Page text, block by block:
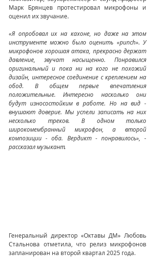
Марк Брянцев протестировал микрофоны и
оценил их звучание.
«Я опробовал их на кахоне, но даже на этом
инструменте можно было оценить «punch». У
микрофонов хорошая атака, прекрасно держат
давление, звучат насыщенно. Понравился
оригинальный и пока ни на кого не похожий
дизайн, интересное соединение с креплением на
обод. В общем первые впечатления
положительные. Интересно насколько они
будут износостойким в работе. Но на вид -
внушают доверие. Мы успели записать на них
несколько треков. В одном только
широкомембранный микрофон, а второй
композиции - оба. Вердикт - понравилось», -
рассказал музыкант.
Генеральный директор «Октавы ДМ» Любовь
Стальнова отметила, что релиз микрофонов
запланирован на второй квартал 2025 года.